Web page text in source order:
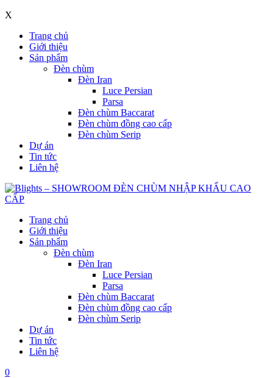
X
Trang chủ
Giới thiệu
Sản phẩm
Đèn chùm
Đèn Iran
Luce Persian
Parsa
Đèn chùm Baccarat
Đèn chùm đồng cao cấp
Đèn chùm Serip
Dự án
Tin tức
Liên hệ
Trang chủ
Giới thiệu
Sản phẩm
Đèn chùm
Đèn Iran
Luce Persian
Parsa
Đèn chùm Baccarat
Đèn chùm đồng cao cấp
Đèn chùm Serip
Dự án
Tin tức
Liên hệ
0